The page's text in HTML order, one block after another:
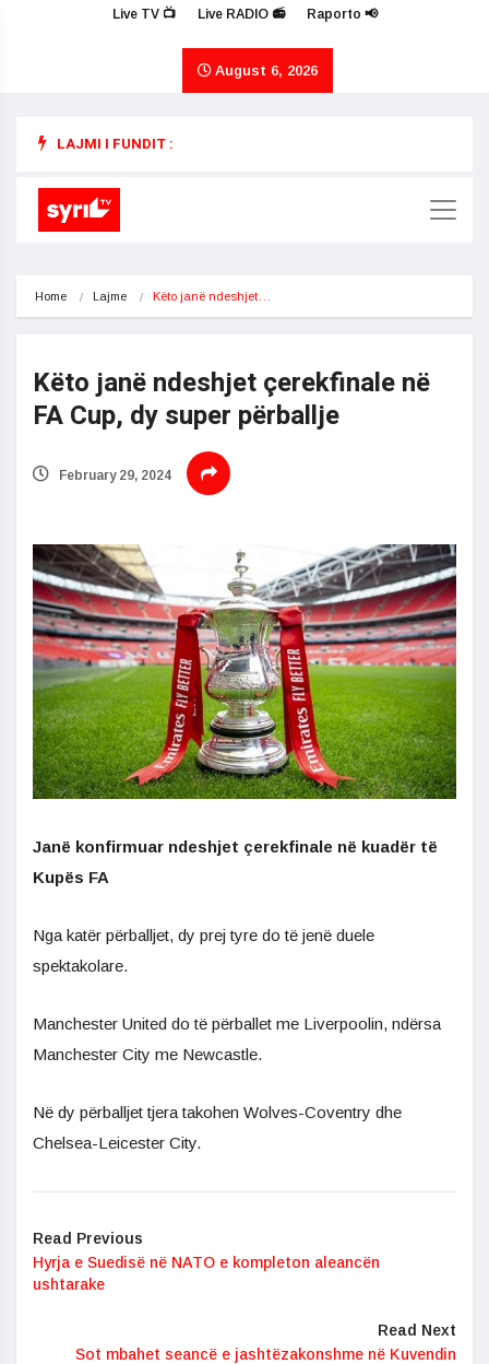
Live TV 📺 Live RADIO 📻 Raporto 📢
August 6, 2026
LAJMI I FUNDIT :
Home Lajme Këto janë ndeshjet…
Këto janë ndeshjet çerekfinale në
FA Cup, dy super përballje
February 29, 2024
Janë konfirmuar ndeshjet çerekfinale në kuadër të
Kupës FA
Nga katër përballjet, dy prej tyre do të jenë duele
spektakolare.
Manchester United do të përballet me Liverpoolin, ndërsa
Manchester City me Newcastle.
Në dy përballjet tjera takohen Wolves-Coventry dhe
Chelsea-Leicester City.
Read Previous
Hyrja e Suedisë në NATO e kompleton aleancën
ushtarake
Read Next
Sot mbahet seancë e jashtëzakonshme në Kuvendin